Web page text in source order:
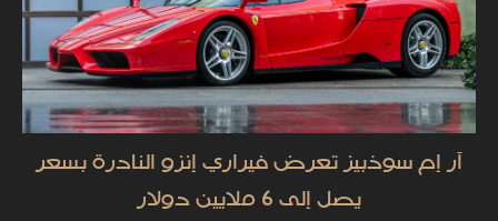
آر إم سوذبيز تعرض فيراري إنزو النادرة بسعر
يصل إلى 6 ملايين دولار